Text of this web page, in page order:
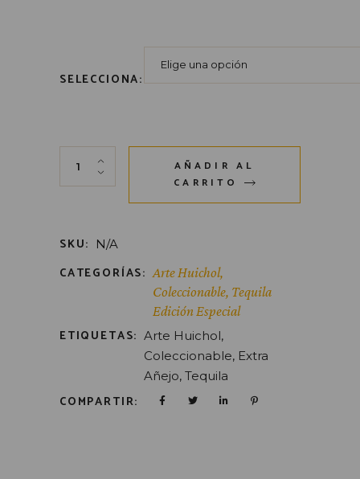
SELECCIONA:
Elige una opción
Tequila Extra Añejo | Arte Huichol | VISION
AÑADIR AL
CARRITO
SKU: N/A
CATEGORÍAS: Arte Huichol,
Coleccionable, Tequila
Edición Especial
ETIQUETAS: Arte Huichol,
Coleccionable, Extra
Añejo,Tequila
COMPARTIR: